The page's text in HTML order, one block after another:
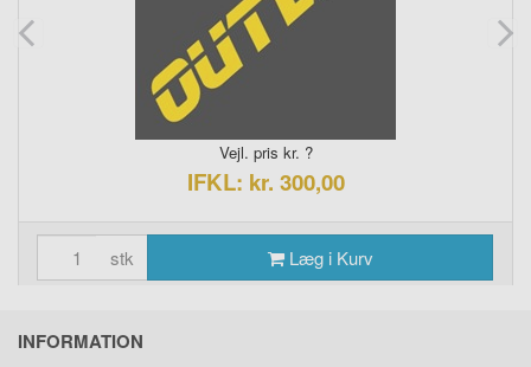
Vejl. pris kr. ?
IFKL: kr. 300,00
stk Læg i Kurv
INFORMATION